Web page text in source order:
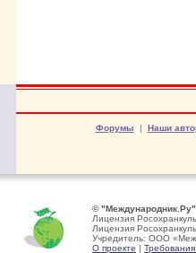
Форумы | Наши
© "Международник.Ру"
Лицензия
Лицензия
Учредитель: ООО
О проекте |